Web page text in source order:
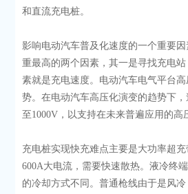
和直流充电桩。
影响电动汽车普及化速度的一个重要
重最高的两个因素，其一是寻找充电
素就是充电速度。电动汽车电气平台
势。在电动汽车高压化演变的趋势下
至1000V，以支持在未来普遍应用的高
充电桩实现快充难点主要是大功率超
600A大电流，需要快速散热。液冷终
的冷却方式不同。普通枪线由于是风